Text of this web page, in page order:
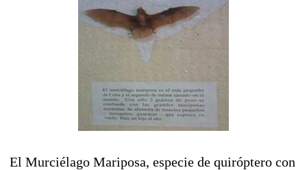
El Murciélago Mariposa, especie de quiróptero con